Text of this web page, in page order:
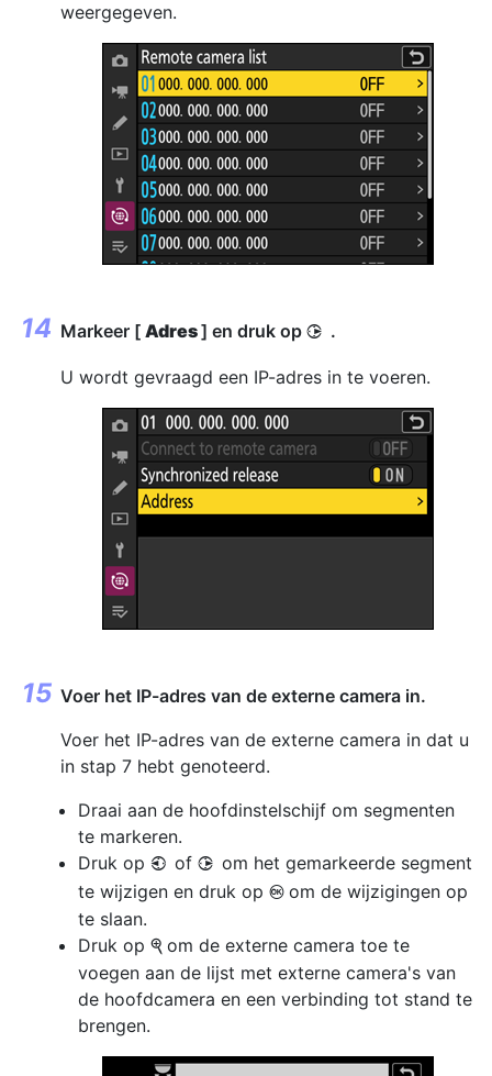
weergegeven.
Markeer [ Adres] en druk op 2 .
U wordt gevraagd een IP-adres in te voeren.
Voer het IP-adres van de externe camera in.
Voer het IP-adres van de externe camera in dat u
in stap 7 hebt genoteerd.
Draai aan de hoofdinstelschijf om segmenten
te markeren.
Druk op 4 of 2 om het gemarkeerde segment
te wijzigen en druk op J om de wijzigingen op
te slaan.
Druk op X om de externe camera toe te
voegen aan de lijst met externe camera's van
de hoofdcamera en een verbinding tot stand te
brengen.